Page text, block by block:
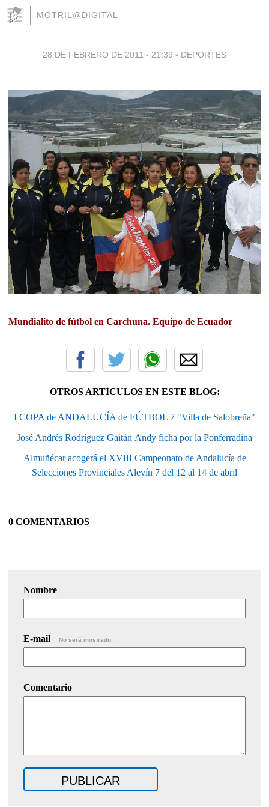
MOTRIL@DIGITAL
28 DE FEBRERO DE 2011 - 21:39 - DEPORTES
Mundialito de fútbol en Carchuna. Equipo de Ecuador
OTROS ARTÍCULOS EN ESTE BLOG:
I COPA de ANDALUCÍA de FÚTBOL 7 "Villa de Salobreña"
José Andrés Rodríguez Gaitán Andy ficha por la Ponferradina
Almuñécar acogerá el XVIII Campeonato de Andalucía de
Selecciones Provinciales Alevín 7 del 12 al 14 de abril
0 COMENTARIOS
Nombre
E-mail No será mostrado.
Comentario